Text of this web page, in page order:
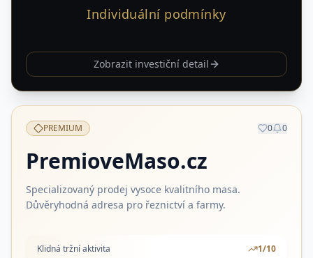
Individuální podmínky
Zobrazit investiční detail
PREMIUM 0 0
PremioveMaso.cz
Specializovaný prodej vysoce kvalitního masa.
Důvěryhodná adresa pro řeznictví a farmy.
Klidná tržní aktivita 1/10